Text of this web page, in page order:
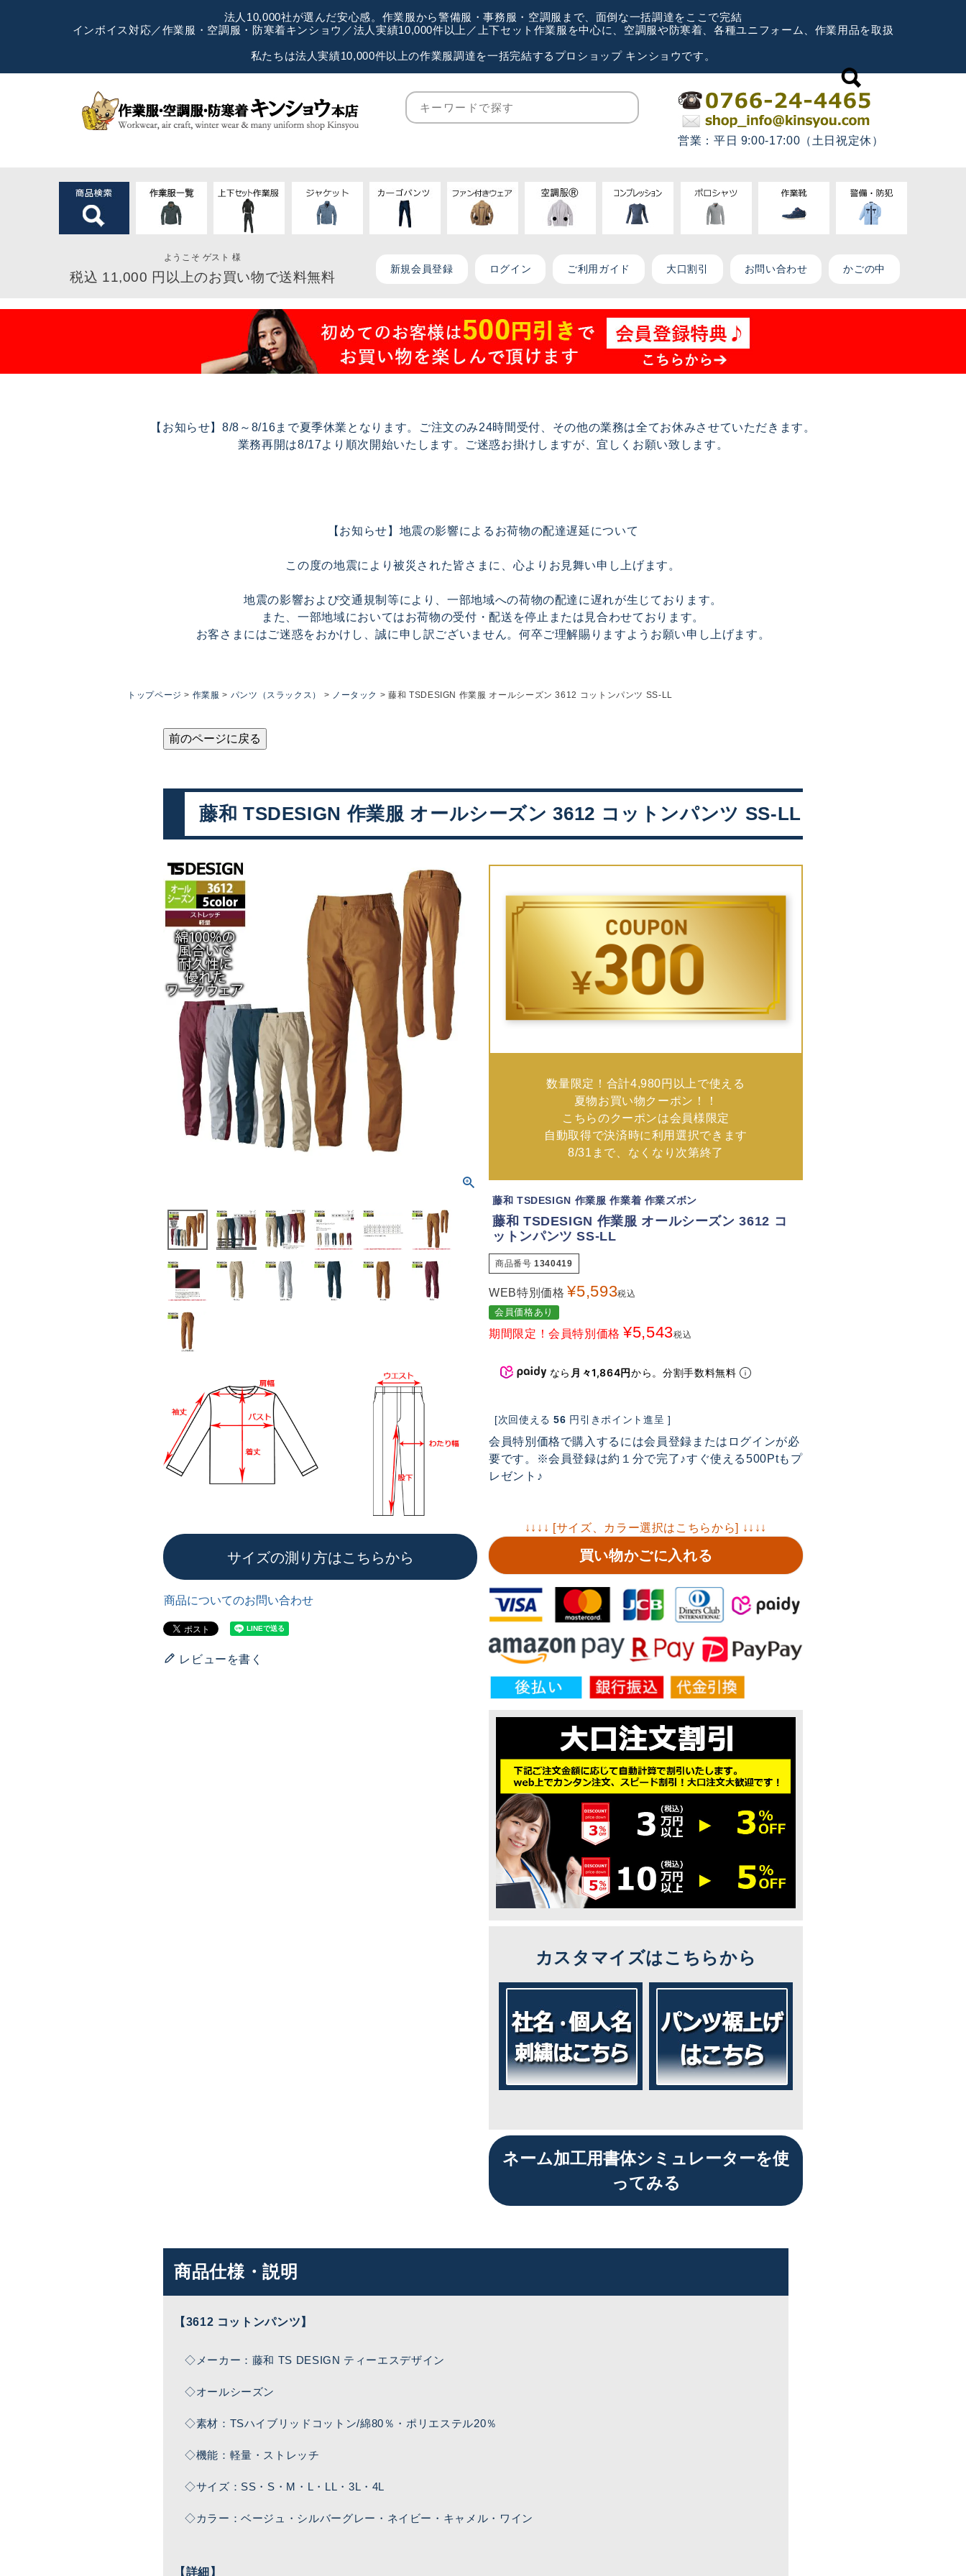
法人10,000社が選んだ安心感。作業服から警備服・事務服・空調服まで、面倒な一括調達をここで完結
インボイス対応／作業服・空調服・防寒着キンショウ／法人実績10,000件以上／上下セット作業服を中心に、空調服や防寒着、各種ユニフォーム、作業用品を取扱
私たちは法人実績10,000件以上の作業服調達を一括完結するプロショップ キンショウです。
営業：平日 9:00-17:00（土日祝定休）
ようこそ ゲスト 様
税込 11,000 円以上のお買い物で送料無料
新規会員登録 ログイン ご利用ガイド 大口割引 お問い合わせ かごの中
【お知らせ】8/8～8/16まで夏季休業となります。ご注文のみ24時間受付、その他の業務は全てお休みさせていただきます。
業務再開は8/17より順次開始いたします。ご迷惑お掛けしますが、宜しくお願い致します。
【お知らせ】地震の影響によるお荷物の配達遅延について
この度の地震により被災された皆さまに、心よりお見舞い申し上げます。
地震の影響および交通規制等により、一部地域への荷物の配達に遅れが生じております。
また、一部地域においてはお荷物の受付・配送を停止または見合わせております。
お客さまにはご迷惑をおかけし、誠に申し訳ございません。何卒ご理解賜りますようお願い申し上げます。
トップページ 作業服 パンツ（スラックス） ノータック 藤和 TSDESIGN 作業服 オールシーズン 3612 コットンパンツ SS-LL
前のページに戻る
藤和 TSDESIGN 作業服 オールシーズン 3612 コットンパンツ SS-LL
サイズの測り方はこちらから
商品についてのお問い合わせ
レビューを書く
数量限定！合計4,980円以上で使える
夏物お買い物クーポン！！
こちらのクーポンは会員様限定
自動取得で決済時に利用選択できます
8/31まで、なくなり次第終了
藤和 TSDESIGN 作業服 作業着 作業ズボン
藤和 TSDESIGN 作業服 オールシーズン 3612 コ
ットンパンツ SS-LL
商品番号 1340419
WEB特別価格 ¥5,593税込
会員価格あり
期間限定！会員特別価格 ¥5,543税込
なら 月々1,864円から。分割手数料無料
[次回使える 56 円引きポイント進呈 ]
会員特別価格で購入するには会員登録またはログインが必
要です。※会員登録は約１分で完了♪すぐ使える500Ptもプ
レゼント♪
↓↓↓↓ [サイズ、カラー選択はこちらから] ↓↓↓↓
買い物かごに入れる
カスタマイズはこちらから
ネーム加工用書体シミュレーターを使
ってみる
商品仕様・説明
【3612 コットンパンツ】
◇メーカー：藤和 TS DESIGN ティーエスデザイン
◇オールシーズン
◇素材：TSハイブリッドコットン/綿80％・ポリエステル20％
◇機能：軽量・ストレッチ
◇サイズ：SS・S・M・L・LL・3L・4L
◇カラー：ベージュ・シルバーグレー・ネイビー・キャメル・ワイン
【詳細】